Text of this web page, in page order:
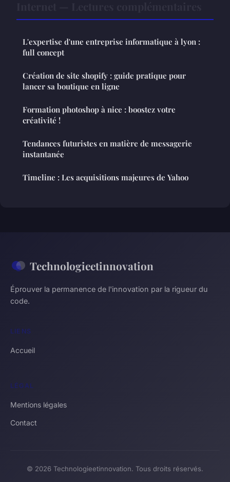
L'expertise d'une entreprise informatique à lyon :
full concept
Création de site shopify : guide pratique pour
lancer sa boutique en ligne
Formation photoshop à nice : boostez votre
créativité !
Tendances futuristes en matière de messagerie
instantanée
Timeline : Les acquisitions majeures de Yahoo
Technologieetinnovation
Éprouver la permanence de l'innovation par la rigueur du
code.
LIENS
Accueil
LÉGAL
Mentions légales
Contact
© 2026 Technologieetinnovation. Tous droits réservés.